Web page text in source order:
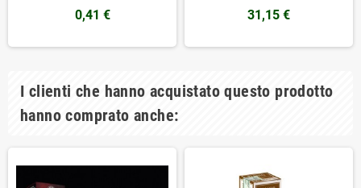
0,41 € 31,15 €
I clienti che hanno acquistato questo prodotto
hanno comprato anche: